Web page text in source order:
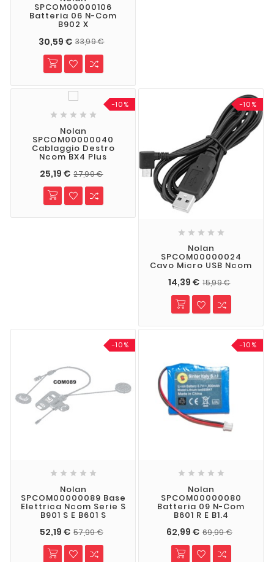
SPCOM00000106
Batteria 06 N-Com
B902 X
30,59 € 33,99 €
-10%
    
Nolan
SPCOM00000040
Cablaggio Destro
Ncom BX4 Plus
25,19 € 27,99 €
-10%
    
Nolan
SPCOM00000024
Cavo Micro USB Ncom
14,39 € 15,99 €
-10%
    
Nolan
SPCOM00000089 Base
Elettrica Ncom Serie S
B901 S E B601 S
52,19 € 57,99 €
-10%
    
Nolan
SPCOM00000080
Batteria 09 N-Com
B601 R E B1.4
62,99 € 69,99 €